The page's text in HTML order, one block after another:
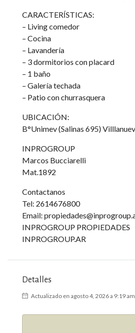
CARACTERÍSTICAS:
– Living comedor
– Cocina
– Lavandería
– 3 dormitorios con placard
– 1 baño
– Galería techada
– Patio con churrasquera
UBICACIÓN:
B°Unimev (Salinas 695)
INPROGROUP
Marcos Bucciarelli
Mat.1892
Contactanos
Tel: 2614676800
Email:
INPROGROUP PROPIEDADES
INPROGROUP.AR
Detalles
Actualizado en agosto 4, 2026 a 9:19 am